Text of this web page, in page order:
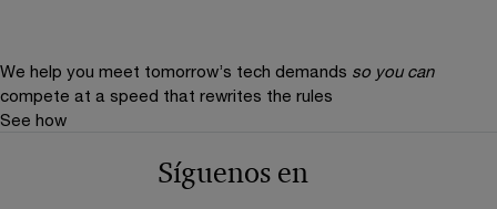
We help you meet tomorrow’s tech demands so you can
compete at a speed that rewrites the rules
See how
Síguenos en